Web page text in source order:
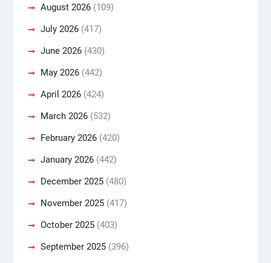
August 2026(109)
July 2026(417)
June 2026(430)
May 2026(442)
April 2026(424)
March 2026(532)
February 2026(420)
January 2026(442)
December 2025(480)
November 2025(417)
October 2025(403)
September 2025(396)